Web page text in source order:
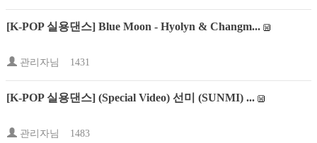
[K-POP 실용댄스] Blue Moon - Hyolyn & Changm...
관리자님 1431
[K-POP 실용댄스] (Special Video) 선미 (SUNMI) ...
관리자님 1483